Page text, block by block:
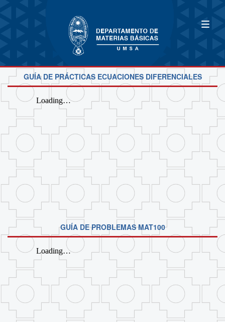
GUÍA DE PRÁCTICAS ECUACIONES DIFERENCIALES
GUÍA DE PROBLEMAS MAT100